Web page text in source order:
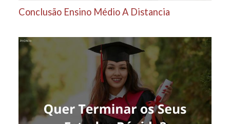
Conclusão Ensino Médio A Distancia